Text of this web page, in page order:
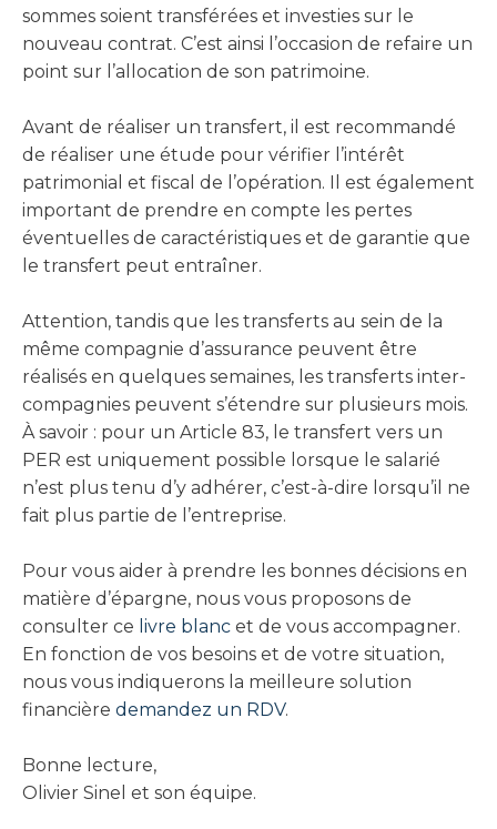
sommes soient transférées et investies sur le
nouveau contrat. C’est ainsi l’occasion de refaire un
point sur l’allocation de son patrimoine.
Avant de réaliser un transfert, il est recommandé
de réaliser une étude pour vérifier l’intérêt
patrimonial et fiscal de l’opération. Il est également
important de prendre en compte les pertes
éventuelles de caractéristiques et de garantie que
le transfert peut entraîner.
Attention, tandis que les transferts au sein de la
même compagnie d’assurance peuvent être
réalisés en quelques semaines, les transferts inter-
compagnies peuvent s’étendre sur plusieurs mois.
À savoir : pour un Article 83, le transfert vers un
PER est uniquement possible lorsque le salarié
n’est plus tenu d’y adhérer, c’est-à-dire lorsqu’il ne
fait plus partie de l’entreprise.
Pour vous aider à prendre les bonnes décisions en
matière d’épargne, nous vous proposons de
consulter ce livre blanc et de vous accompagner.
En fonction de vos besoins et de votre situation,
nous vous indiquerons la meilleure solution
financière demandez un RDV.
Bonne lecture,
Olivier Sinel et son équipe.